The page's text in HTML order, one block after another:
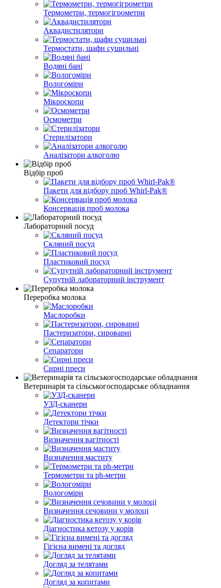
Термометри, термогігрометри
Аквадистилятори
Термостати, шафи сушильні
Водяні бані
Вологоміри
Мікроскопи
Осмометри
Стерилізатори
Аналізатори алкоголю
Відбір проб
Пакети для відбору проб Whirl-Pak®
Консервація проб молока
Лабораторний посуд
Скляний посуд
Пластиковий посуд
Супутній лабораторний інструмент
Переробка молока
Маслоробки
Пастеризатори, сироварні
Сепаратори
Сирні преси
Ветеринарія та сільськогосподарське обладнання
УЗД-сканери
Детектори тічки
Визначення вагітності
Визначення маститу
Термометри та ph-метри
Вологоміри
Визначення сечовини у молоці
Діагностика кетозу у корів
Гігієна вимені та догляд
Догляд за телятами
Догляд за копитами